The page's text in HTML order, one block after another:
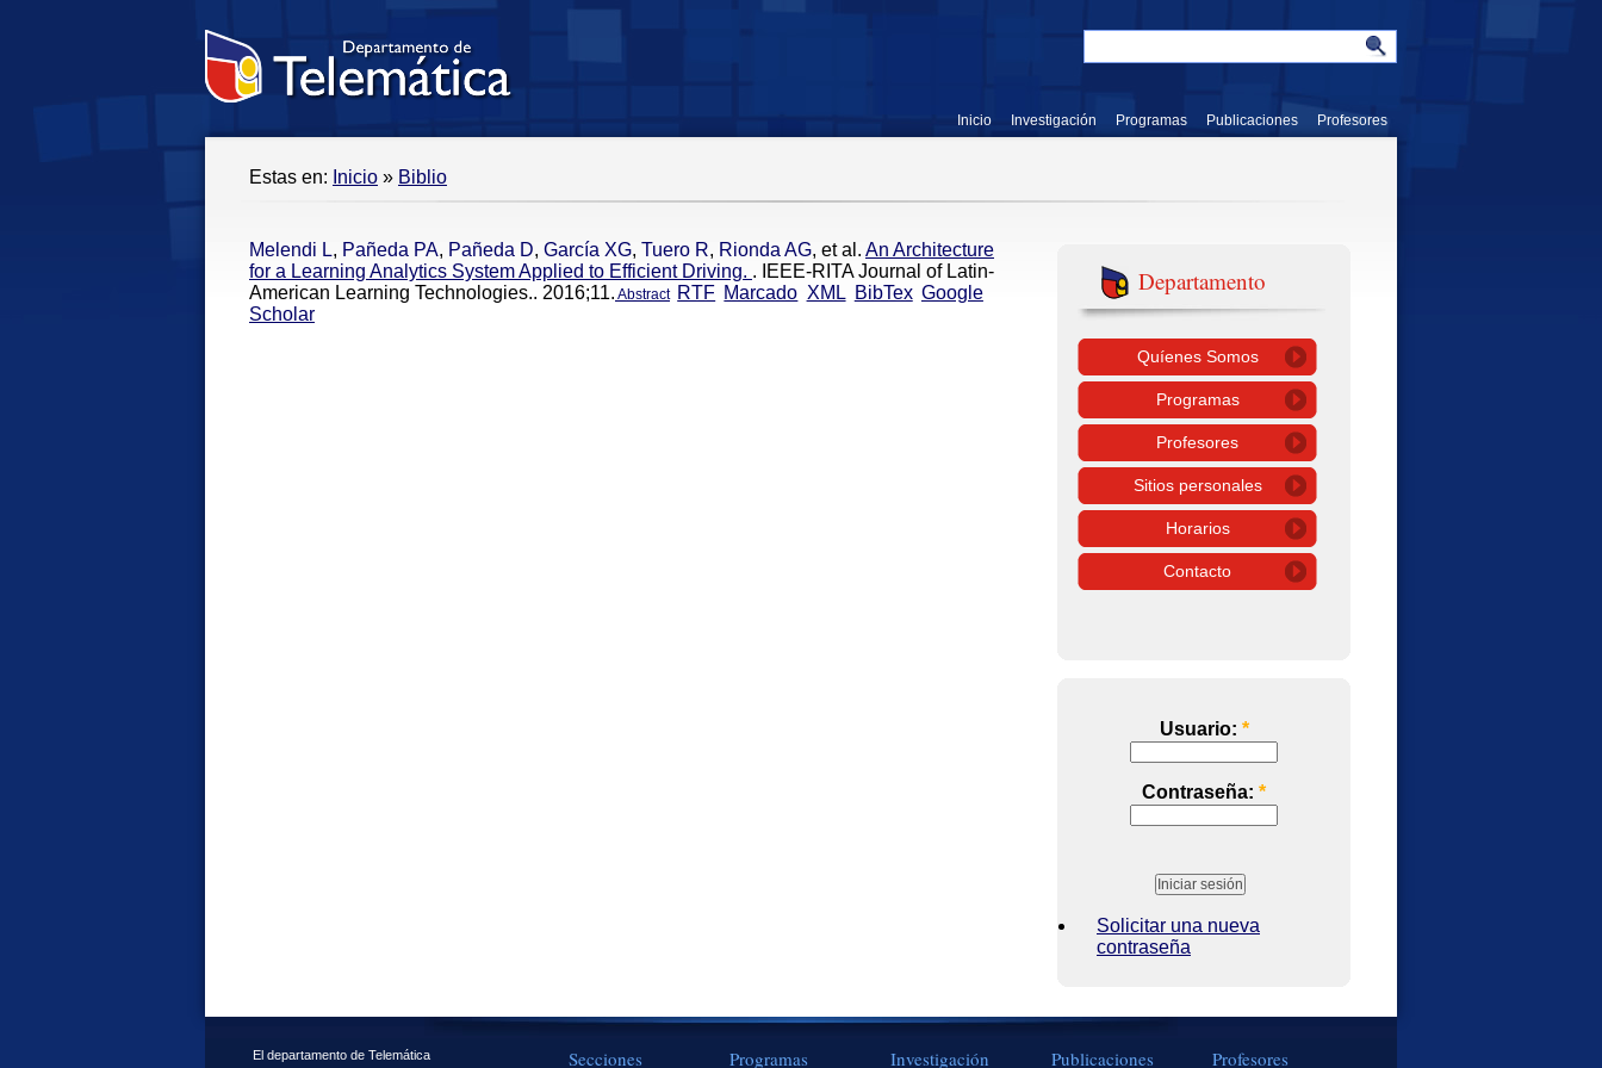
Inicio Investigación Programas Publicaciones Profesores
Estas en: Inicio » Biblio
Melendi L, Pañeda PA, Pañeda D, García XG, Tuero R, Rionda AG, et al. An Architecture
for a Learning Analytics System Applied to Efficient Driving. . IEEE-RITA Journal of Latin-
American Learning Technologies.. 2016;11. Abstract RTF Marcado XML BibTex Google
Scholar
Departamento
Quíenes Somos
Programas
Profesores
Sitios personales
Horarios
Contacto
Usuario: *
Contraseña: *
Solicitar una nueva
contraseña
El departamento de Telemática
Secciones Programas Investigación Publicaciones Profesores